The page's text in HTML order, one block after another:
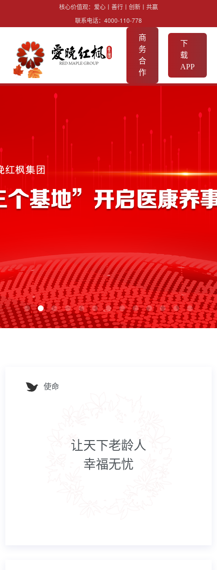
核心价值观：爱心丨善行丨创新丨共赢
联系电话： 4000-110-778
商
务
合
作
下
载
APP
务机构
来，红枫医养始终坚持“专业化、市场化、规范化”理
深耕医养产业链，满足群众不同层次、不同形式的护
了解详情
智
设计之初就实现了
能够覆盖养老机构
了解详情
使命
让天下老龄人
幸福无忧